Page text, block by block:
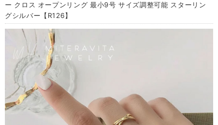
ー クロス オープンリング 最小9号 サイズ調整可能 スターリン
グシルバー【R126】